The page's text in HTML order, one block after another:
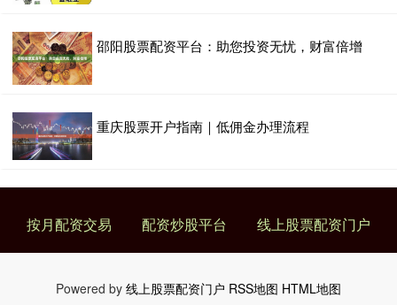
邵阳股票配资平台：助您投资无忧，财富倍增
重庆股票开户指南｜低佣金办理流程
按月配资交易 配资炒股平台 线上股票配资门户
Powered by 线上股票配资门户 RSS地图 HTML地图